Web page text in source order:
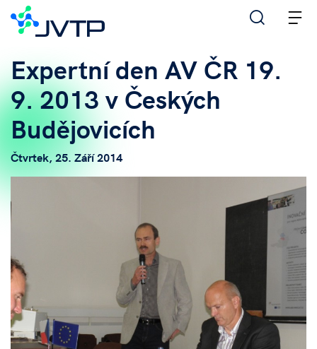
Expertní den AV ČR 19.
9. 2013 v Českých
Budějovicích
Čtvrtek, 25. Září 2014